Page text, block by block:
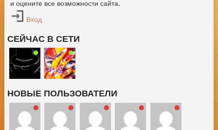
и оцените все возможности сайта.
Вход
СЕЙЧАС В СЕТИ
НОВЫЕ ПОЛЬЗОВАТЕЛИ